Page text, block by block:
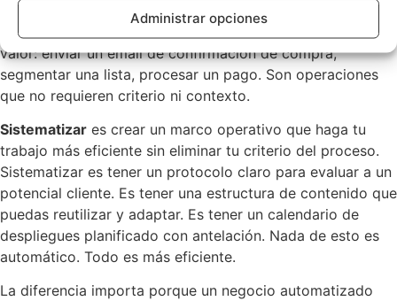
Administrar opciones
Automatizar
es eliminar la intervención humana de un
proceso. Tiene sentido para tareas repetitivas y de bajo
valor: enviar un email de confirmación de compra,
segmentar una lista, procesar un pago. Son operaciones
que no requieren criterio ni contexto.
Sistematizar es crear un marco operativo que haga tu
trabajo más eficiente sin eliminar tu criterio del proceso.
Sistematizar es tener un protocolo claro para evaluar a un
potencial cliente. Es tener una estructura de contenido que
puedas reutilizar y adaptar. Es tener un calendario de
despliegues planificado con antelación. Nada de esto es
automático. Todo es más eficiente.
La diferencia importa porque un negocio automatizado